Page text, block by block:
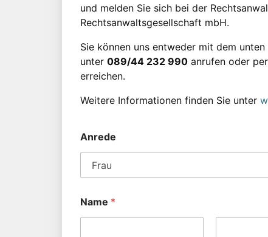
und melden Sie sich bei der
Rechtsanwaltsgesellschaft mbH.
Sie können uns entweder mit dem
unter 089/44 232 990 anrufen oder per
erreichen.
Weitere Informationen finden Sie unter
Anrede
Name *